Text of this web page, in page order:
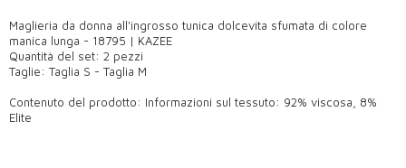
Maglieria da donna all'ingrosso tunica dolcevita sfumata di colore
manica lunga - 18795 | KAZEE
Quantità del set: 2 pezzi
Taglie: Taglia S - Taglia M
Contenuto del prodotto: Informazioni sul tessuto: 92% viscosa, 8%
Elite